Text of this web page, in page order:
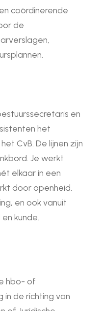
coördinerende
de
en
het
CvB. De lijnen zijn
Je werkt
elkaar in een
door openheid,
en ook vanuit
kunde.
hbo- of
in de richting van